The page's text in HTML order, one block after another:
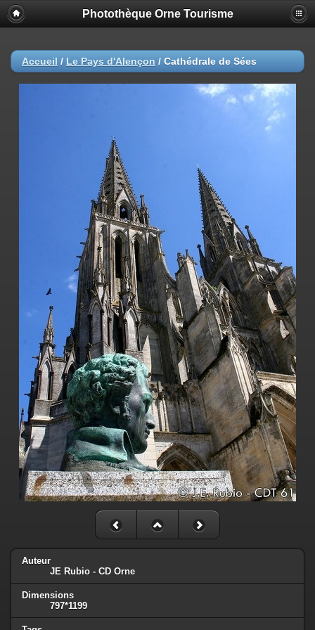
Photothèque Orne Tourisme
Accueil / Le Pays d'Alençon / Cathédrale de Sées
Auteur
JE Rubio - CD Orne
Dimensions
797*1199